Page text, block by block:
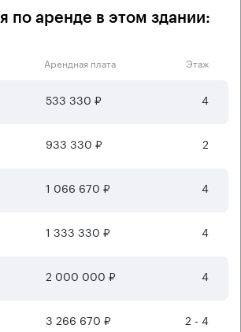
по аренде в этом здании:
Арендная плата Этаж
533 330 ₽ 4
933 330 ₽ 2
1 066 670 ₽ 4
1 333 330 ₽ 4
2 000 000 ₽ 4
3 266 670 ₽ 2 - 4